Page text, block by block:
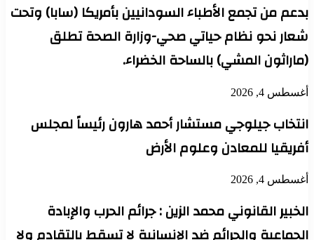
بدعم من تجمع الأطباء السودانيين بأمريكا (سابا) وتحت
شعار نحو نظام حياتي صحي-وزارة الصحة تطلق
(ماراثون المشي) بالساحة الخضراء.
أغسطس 4, 2026
انتخاب جيلوجي مستشار أحمد هارون رئيساً لمجلس
أفريقيا للمعادن وعلوم الأرض
أغسطس 4, 2026
الخبير القانوني محمد الزين : جرائم الحرب والإبادة
الجماعية والجرائم ضد الإنسانية لا تسقط بالتقادم ولا